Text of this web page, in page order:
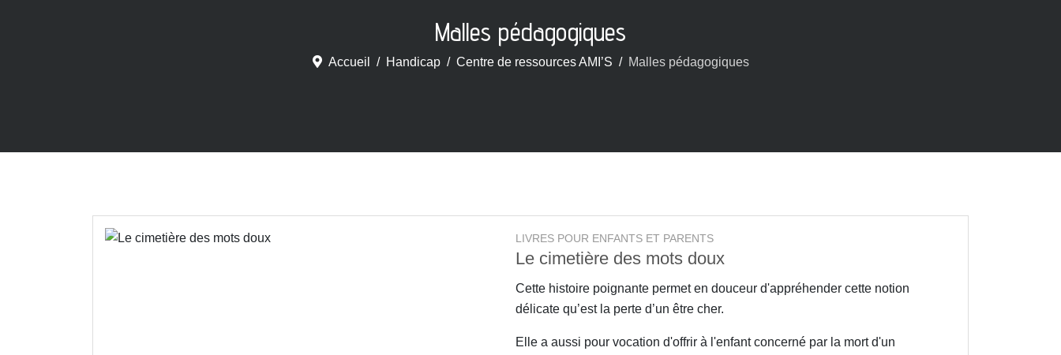
Malles pédagogiques
Accueil Handicap Centre de ressources AMI’S Malles pédagogiques
LIVRES POUR ENFANTS ET PARENTS
Le cimetière des mots doux
Cette histoire poignante permet en douceur d'appréhender cette notion
délicate qu’est la perte d’un être cher.
Elle a aussi pour vocation d'offrir à l'enfant concerné par la mort d'un